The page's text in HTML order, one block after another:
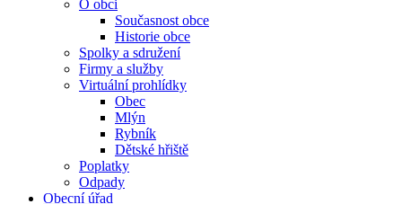
O obci
Současnost obce
Historie obce
Spolky a sdružení
Firmy a služby
Virtuální prohlídky
Obec
Mlýn
Rybník
Dětské hřiště
Poplatky
Odpady
Obecní úřad